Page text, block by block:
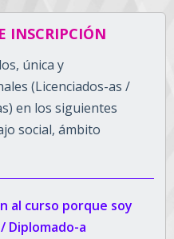
INSCRIPCIÓN
única y
(Licenciados-as /
en los siguientes
social, ámbito
al curso porque soy
Diplomado-a